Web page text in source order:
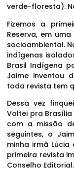
verde-floresta).
Fizemos a
Reserva, em
socioambiental.
indígenas
Brasil Indígena
Jaime inventou
toda revista tem
Dessa vez
Voltei pra
com a missão
seguintes, o
minha irmã Lúcia
primeira revista
Conselho Editorial.